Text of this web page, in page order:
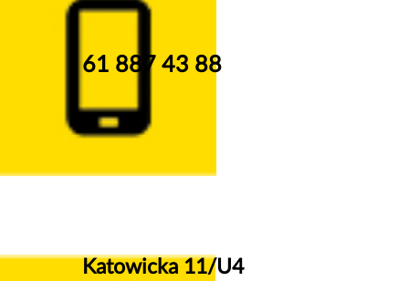
61 887 43 88
Katowicka 11/U4